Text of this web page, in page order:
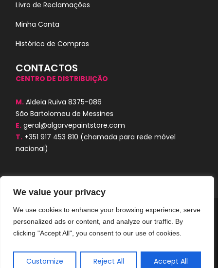
We value your privacy
We use cookies to enhance your browsing experience, serve
personalized ads or content, and analyze our traffic. By
clicking "Accept All", you consent to our use of cookies.
Customize Reject All Accept All
Livro de Reclamações
Minha Conta
Histórico de Compras
CONTACTOS
CENTRO DE DISTRIBUIÇÃO
M. Aldeia Ruiva 8375-086
São Bartolomeu de Messines
E. geral@algarvepaintstore.com
T. +351 917 453 810 (chamada para rede móvel
nacional)
Algarve Paint Store © 2024. Todos os
direitos reservados. Desenvolvido por
AORUBRO.PT